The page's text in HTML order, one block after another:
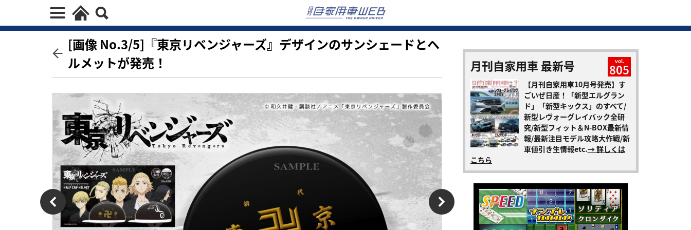
[画像 No.3/5]『東京リベンジャーズ』デザインのサンシェードとヘ
ルメットが発売！
月刊自家用車 最新号 vol.
805
【月刊自家用車10月号発売】す
ごいぜ日産！「新型エルグラン
ド」「新型キックス」のすべて/
新型レヴォーグレイバック全研
究/新型フィット＆N-BOX最新情
報/最新注目モデル攻略大作戦/新
車値引き生情報etc.→ 詳しくは
こちら